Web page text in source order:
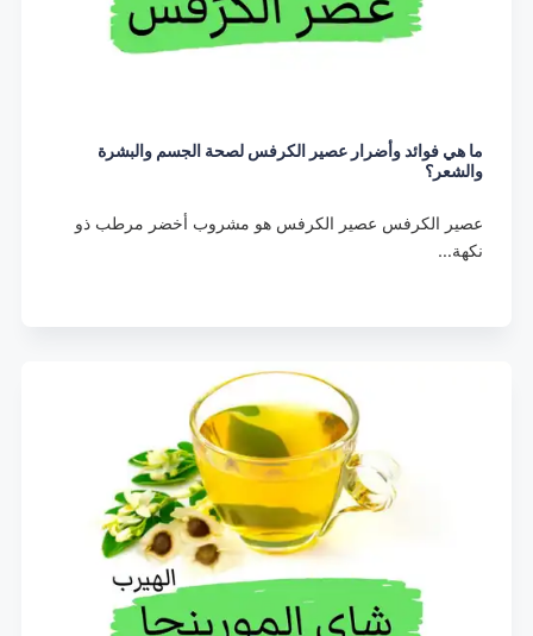
ما هي فوائد وأضرار عصير الكرفس لصحة الجسم والبشرة
والشعر؟
عصير الكرفس عصير الكرفس هو مشروب أخضر مرطب ذو
نكهة…